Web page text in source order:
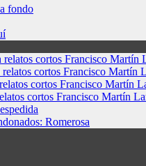
fondo
cortos Francisco Martín
cortos Francisco Martín
cortos Francisco Martín
cortos Francisco Martín
Romerosa